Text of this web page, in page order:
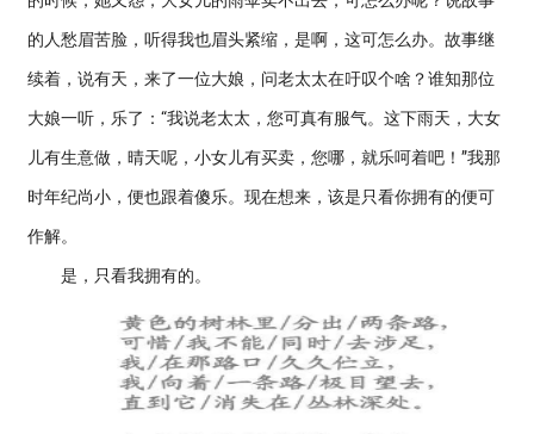
的人愁眉苦脸，听得我也眉头紧缩，是啊，这可怎么办。故事继
续着，说有天，来了一位大娘，问老太太在吁叹个啥？谁知那位
大娘一听，乐了：“我说老太太，您可真有服气。这下雨天，大女
儿有生意做，晴天呢，小女儿有买卖，您哪，就乐呵着吧！”我那
时年纪尚小，便也跟着傻乐。现在想来，该是只看你拥有的便可
作解。
是，只看我拥有的。